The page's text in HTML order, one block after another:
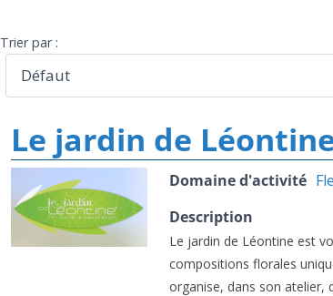
Trier par :
Le jardin de
Domaine d'activité
Description
Le jardin de Léontine est
compositions florales
organise, dans son atelier,